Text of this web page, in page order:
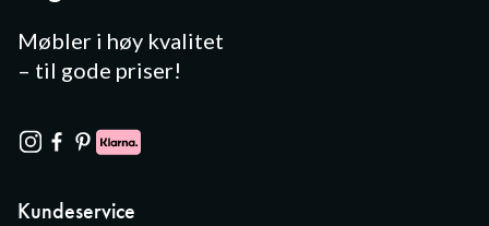
Møbler i høy kvalitet
– til gode priser!
Kundeservice